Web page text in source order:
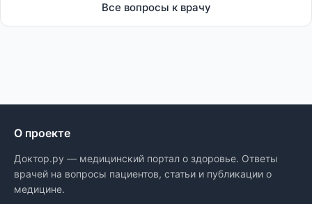
Все вопросы к врачу
О проекте
Доктор.ру — медицинский портал о здоровье. Ответы
врачей на вопросы пациентов, статьи и публикации о
медицине.